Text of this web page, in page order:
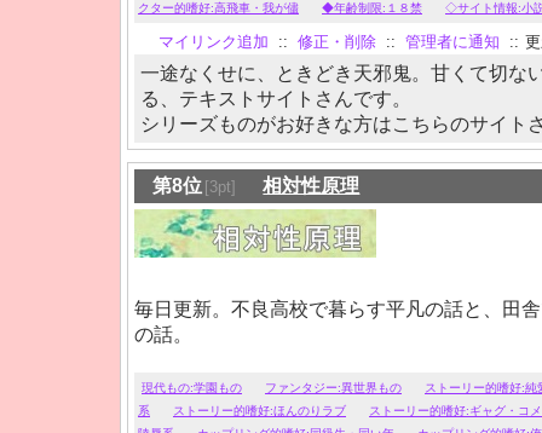
クター的嗜好:高飛車・我が儘
◆年齢制限:１８禁 ◇サイト情報:小
マイリンク追加 :: 修正・削除 :: 管理者に通知 ::
一途なくせに、ときどき天邪鬼。甘くて切な
る、テキストサイトさんです。
シリーズものがお好きな方はこちらのサイト
第8位 [3pt] 相対性原理
毎日更新。不良高校で暮らす平凡の話と、田
の話。
現代もの:学園もの ファンタジー:異世界もの
ストーリー的嗜好:純
系
ストーリー的嗜好:ほんのりラブ
ストーリー的嗜好:ギャグ・コ